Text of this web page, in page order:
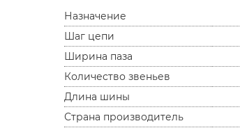
Назначение
Шаг цепи
Ширина паза
Количество звеньев
Длина шины
Страна производитель